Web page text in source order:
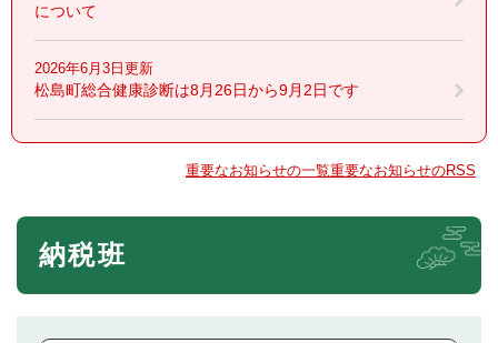
について
2026年6月3日更新
松島町総合健康診断は8月26日から9月2日です
重要なお知らせの一覧重要なお知らせのRSS
納税班